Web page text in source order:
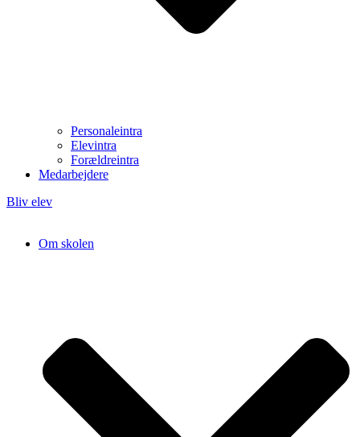
Personaleintra
Elevintra
Forældreintra
Medarbejdere
Bliv elev
Om skolen